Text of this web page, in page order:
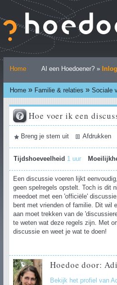
naar
inhoud.
Ga
naar
navigatie
Home Al een Hoedoener? »
Home » Familie & relaties » Sociale
Hoe voer ik een
Document
Breng je stem uit Afdrukken
Tijdshoeveelheid 1 uur
Een discussie voeren lijkt
geen spelregels opstelt. Toch is dit
meedoet met een 'officiële'
bent met vrienden of familie. Dit wil
aan moet trekken van de
te weten wat deze regels zijn. Met
discussie en weet je wat te doen!
Hoedoe door:
Bekijk het profiel van